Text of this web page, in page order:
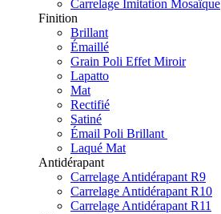
Carrelage Imitation Mosaïque
Finition
Brillant
Émaillé
Grain Poli Effet Miroir
Lapatto
Mat
Rectifié
Satiné
Émail Poli Brillant
Laqué Mat
Antidérapant
Carrelage Antidérapant R9
Carrelage Antidérapant R10
Carrelage Antidérapant R11